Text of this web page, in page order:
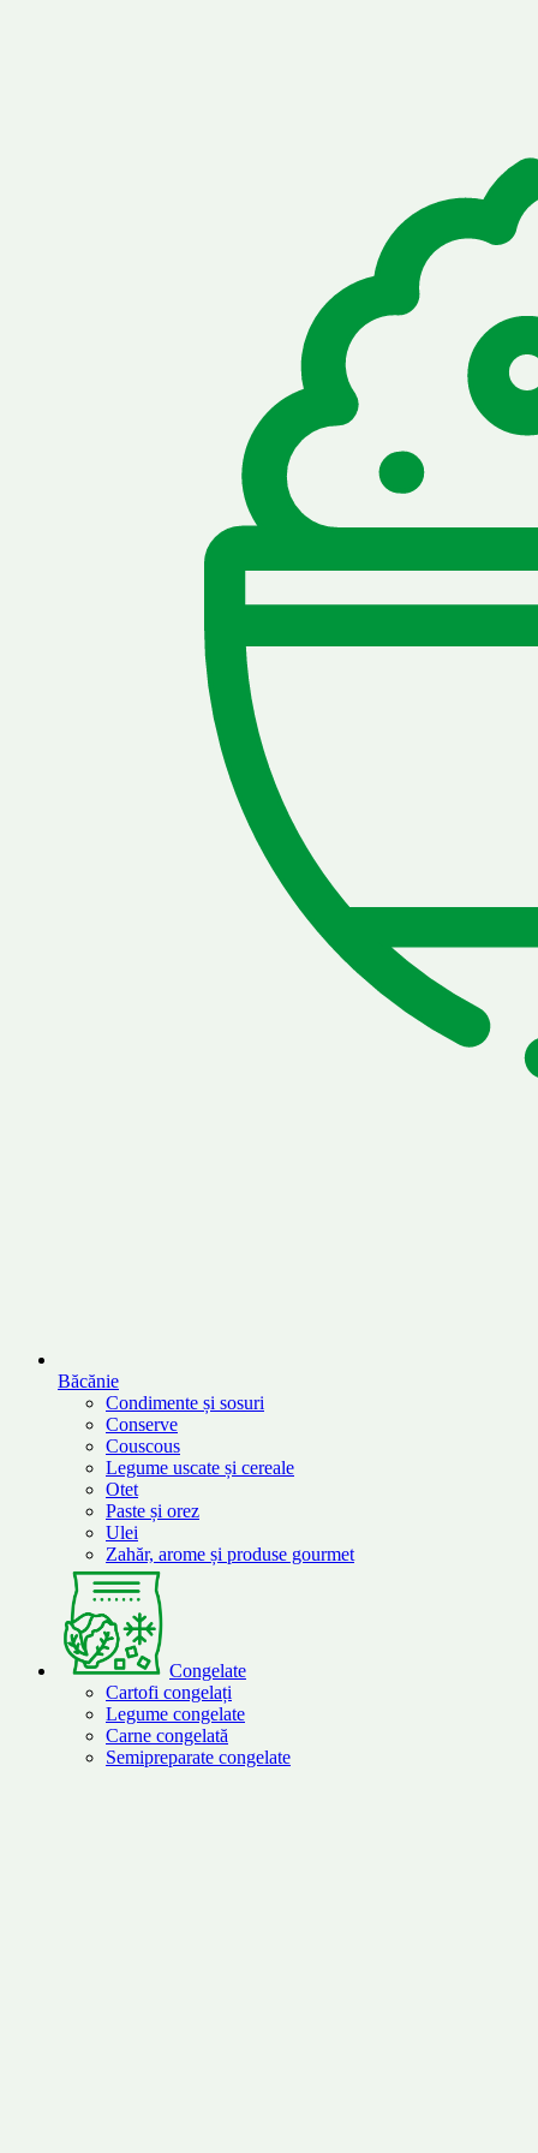
Băcănie
Condimente și sosuri
Conserve
Couscous
Legume uscate și cereale
Otet
Paste și orez
Ulei
Zahăr, arome și produse gourmet
Congelate
Cartofi congelați
Legume congelate
Carne congelată
Semipreparate congelate